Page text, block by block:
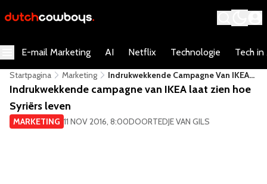
E-mail Marketing AI Netflix Technologie Tech in
Startpagina Marketing
Indrukwekkende Campagne Van IKEA
Laat Zien Hoe Syriërs Leven
Indrukwekkende campagne van IKEA laat zien hoe
Syriërs leven
MARKETING 11 NOV 2016, 8:00DOORTEDJE VAN GILS